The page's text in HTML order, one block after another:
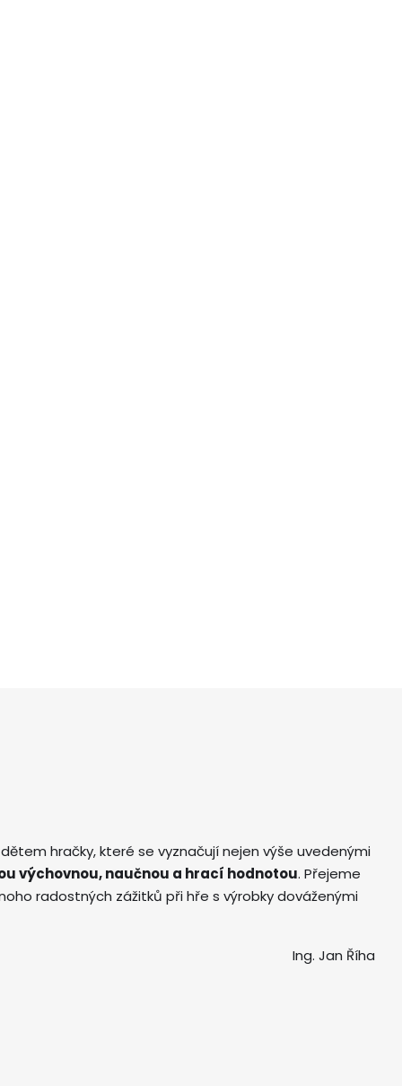
hračky, které se vyznačují nejen výše uvedenými
výchovnou, naučnou a hrací hodnotou. Přejeme
radostných zážitků při hře s výrobky dováženými
Ing. Jan Říha